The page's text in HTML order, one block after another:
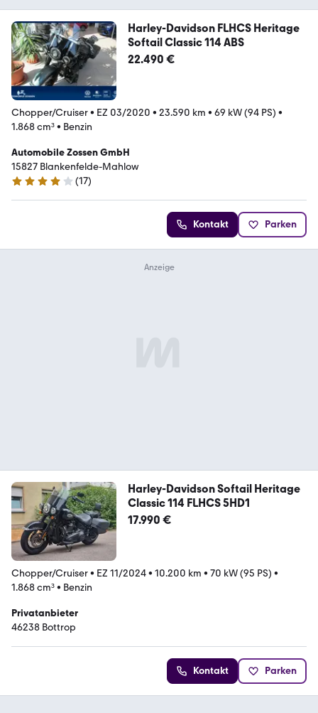
Harley-Davidson FLHCS Heritage
Softail Classic 114 ABS
22.490 €
Chopper/Cruiser• EZ 03/2020 • 23.590 km • 69 kW (94 PS) •
1.868 cm³• Benzin
Automobile Zossen GmbH
15827 Blankenfelde-Mahlow
4.2 Sterne
(17)
Kontakt Parken
Harley-Davidson Softail Heritage
Classic 114 FLHCS 5HD1
17.990 €
Chopper/Cruiser• EZ 11/2024• 10.200 km • 70 kW (95 PS) •
1.868 cm³• Benzin
Privatanbieter
46238 Bottrop
Kontakt Parken